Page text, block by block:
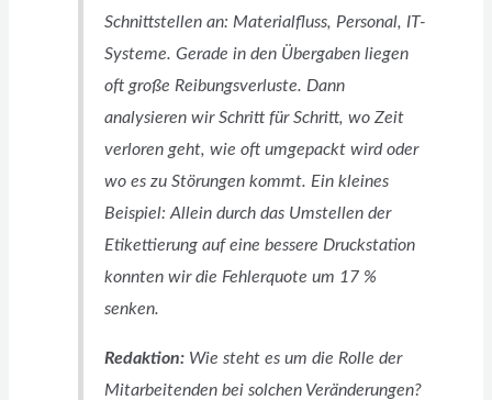
Schnittstellen an: Materialfluss, Personal, IT-
Systeme. Gerade in den Übergaben liegen
oft große Reibungsverluste. Dann
analysieren wir Schritt für Schritt, wo Zeit
verloren geht, wie oft umgepackt wird oder
wo es zu Störungen kommt. Ein kleines
Beispiel: Allein durch das Umstellen der
Etikettierung auf eine bessere Druckstation
konnten wir die Fehlerquote um 17 %
senken.
Redaktion:Wie steht es um die Rolle der
Mitarbeitenden bei solchen Veränderungen?